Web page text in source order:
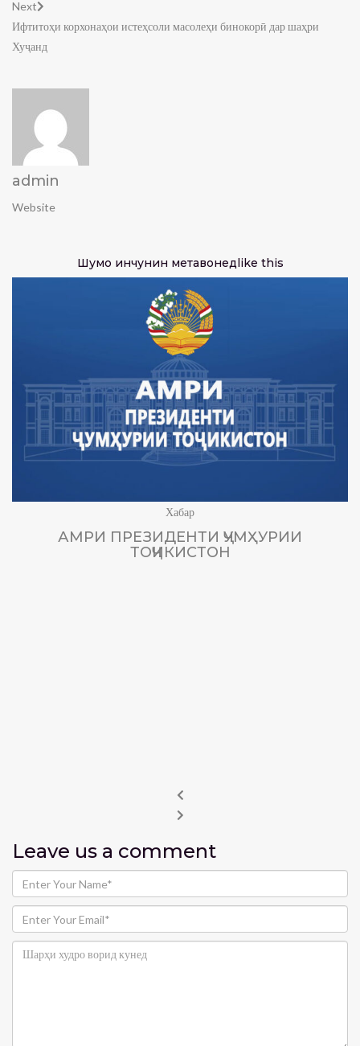
Next
Ифтитоҳи корхонаҳои истеҳсоли масолеҳи бинокорӣ дар шаҳри
Хуҷанд
admin
Website
Шумо инчунин метавонедlike this
Хабар
АМРИ ПРЕЗИДЕНТИ ҶУМҲУРИИ
ТОҶИКИСТОН
Leave us a comment